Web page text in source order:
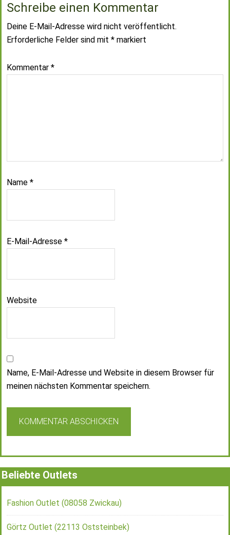
Schreibe einen Kommentar
Deine E-Mail-Adresse wird nicht veröffentlicht.
Erforderliche Felder sind mit * markiert
Kommentar *
Name *
E-Mail-Adresse *
Website
Name, E-Mail-Adresse und Website in diesem Browser für
meinen nächsten Kommentar speichern.
Beliebte Outlets
Fashion Outlet (08058 Zwickau)
Görtz Outlet (22113 Oststeinbek)